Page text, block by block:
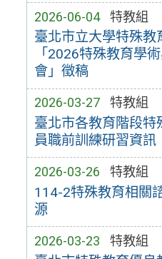
2026-06-04 特教組
臺北市立大學特殊教
「2026特殊教育學
會」徵稿
2026-03-27 特教組
臺北市各教育階段特
員職前訓練研習資訊
2026-03-26 特教組
114-2特殊教育相關
源
2026-03-23 特教組